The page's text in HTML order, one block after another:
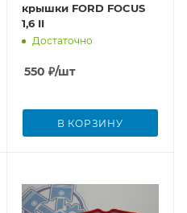
крышки FORD FOCUS
1,6 II
Достаточно
550 ₽/шт
В КОРЗИНУ